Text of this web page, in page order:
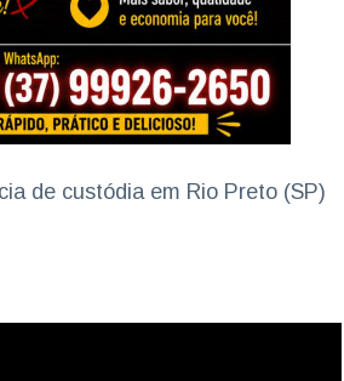
de custódia em Rio Preto (SP)